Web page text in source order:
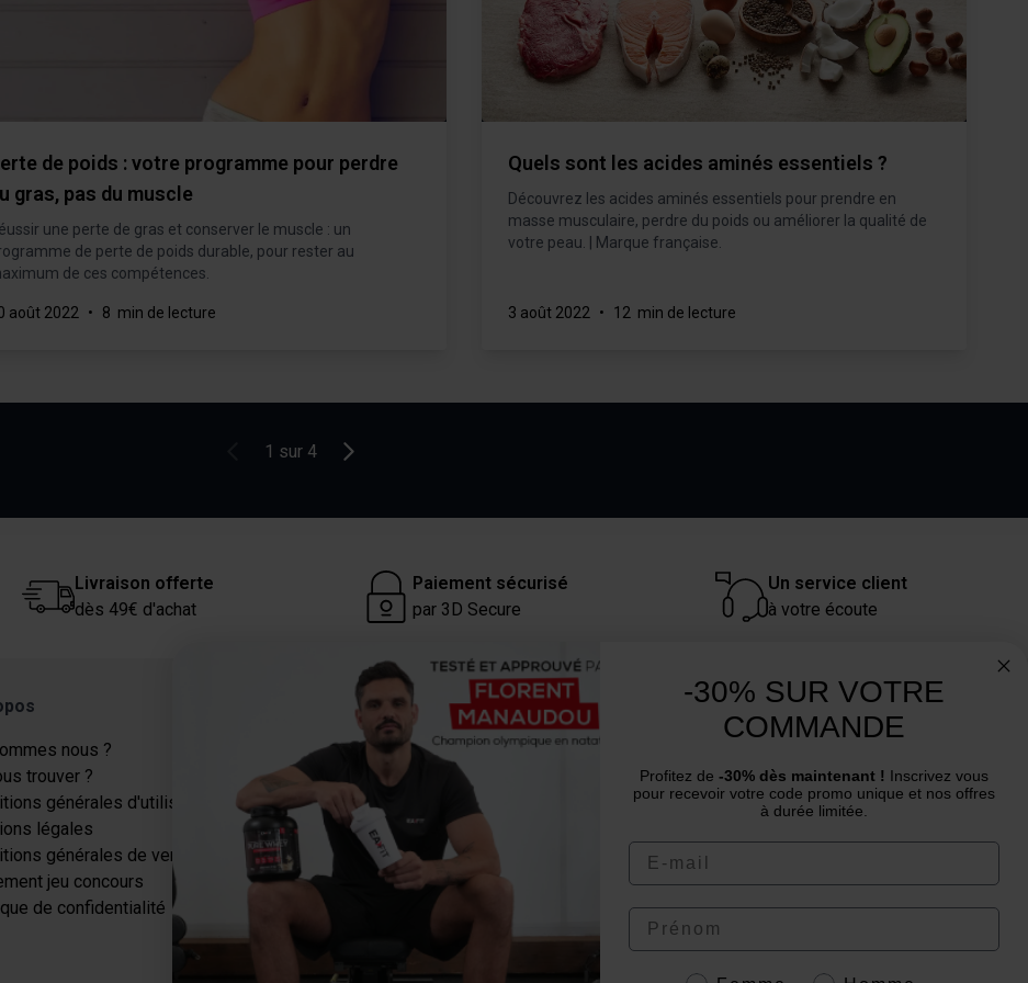
de poids : votre programme pour perdre
gras, pas du muscle
une perte de gras et conserver le muscle : un
de perte de poids durable, pour rester au
de ces compétences.
août 2022 • 8 min de lecture
Quels sont les acides aminés essentiels ?
Découvrez les acides aminés essentiels pour prendre en
masse musculaire, perdre du poids ou améliorer la qualité de
votre peau. | Marque française.
3 août 2022 • 12 min de lecture
Articles plus récents
1 sur 4Articles plus anciens
Livraison offerte
dès 49€ d'achat
Paiement sécurisé
par 3D Secure
Un service client
à votre écoute
nous ?
trouver ?
générales d'utilisation
légales
générales de vente
jeu concours
de confidentialité
Catégories
Protéines
Sèche-Minceur
Energie
Récupération
Santé
Tous nos packs
Pause gourmande
Bons plans
Un conseil ? Une question ?
4.6/5
-30% SUR VOTRE
COMMANDE
Profitez de -30% dès maintenant ! Inscrivez vous
pour recevoir votre code promo unique et nos offres
à durée limitée.
Email
Prénom